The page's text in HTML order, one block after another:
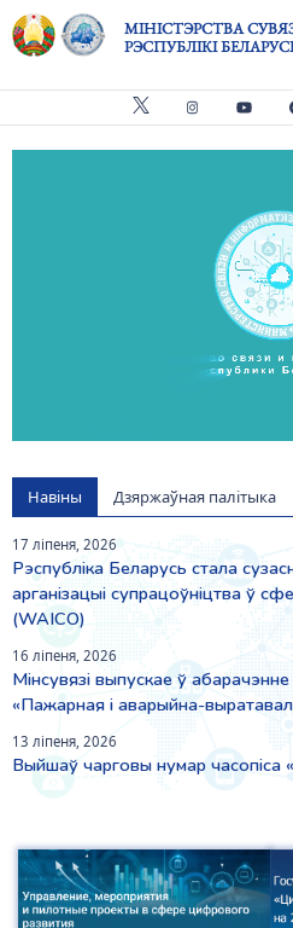
Skip to main content
МІНІСТЭРСТВА
РЭСПУБЛІКІ
Навіны Дзяржаўная палітыка
17 ліпеня, 2026
Рэспубліка Беларусь стала
арганізацыі супрацоўніцтва ў
(WAICO)
16 ліпеня, 2026
Мінсувязі выпускае ў
«Пажарная і аварыйна-
13 ліпеня, 2026
Выйшаў чарговы нумар часопіса